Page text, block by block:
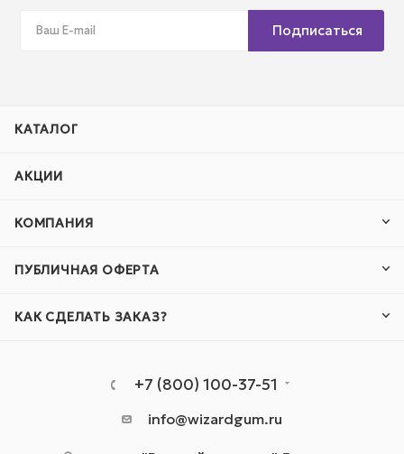
Подписаться
КАТАЛОГ
АКЦИИ
КОМПАНИЯ
ПУБЛИЧНАЯ ОФЕРТА
КАК СДЕЛАТЬ ЗАКАЗ?
+7 (800) 100-37-51
info@wizardgum.ru